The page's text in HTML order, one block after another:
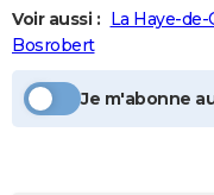
Essais
Réserver un essai
Citadines
Berlines
SUV
Forum auto
+
Mobiles
Meilleur smartphone
Internet
Ordinateurs
Jeux vidéo
Guide high-tech
+BRICOLAGE
Forum
Aménagement intérieur
Extérieur
Cuisine
Salle de bains
Jardinage
Rangement
+WEEK-END
Voir aussi : La Haye-de-
Bosrobert
Je m'abonne